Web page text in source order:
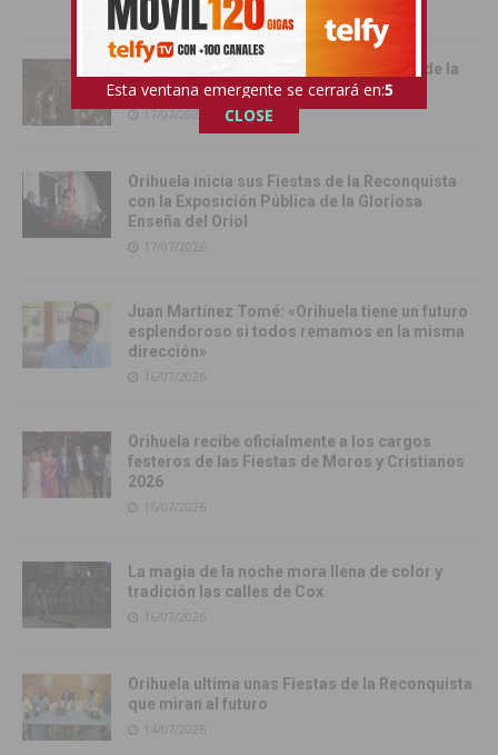
18/07/2026
Cox vive su día grande con la procesión de la
Virgen del Carmen
17/07/2026
Orihuela inicia sus Fiestas de la Reconquista
con la Exposición Pública de la Gloriosa
Enseña del Oriol
17/07/2026
Juan Martínez Tomé: «Orihuela tiene un futuro
esplendoroso si todos remamos en la misma
dirección»
16/07/2026
Orihuela recibe oficialmente a los cargos
festeros de las Fiestas de Moros y Cristianos
2026
16/07/2026
La magia de la noche mora llena de color y
tradición las calles de Cox
16/07/2026
Orihuela ultima unas Fiestas de la Reconquista
que miran al futuro
14/07/2026
Esta ventana emergente se cerrará en:4
CLOSE